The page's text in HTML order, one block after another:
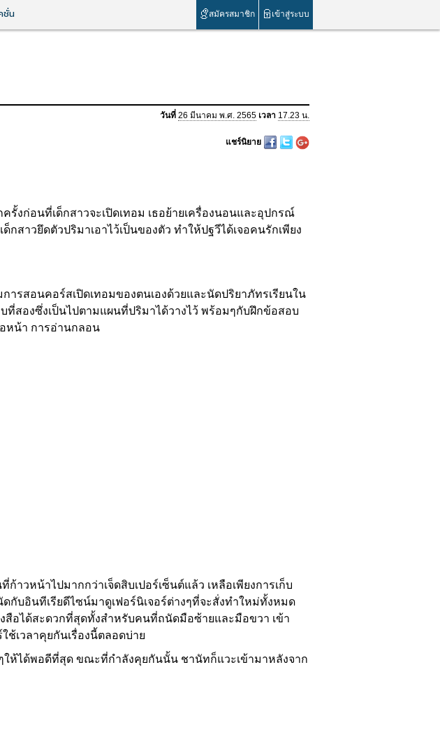
ชั่น สมัครสมาชิก เข้าสู่ระบบ
วันที่ 26 มีนาคม พ.ศ. 2565 เวลา 17.23 น.
แชร์นิยาย
อนที่เด็กสาวจะเปิดเทอม เธอย้ายเครื่องนอนและอุปกรณ์
สาวยึดตัวปริมาเอาไว้เป็นของตัว ทำให้ปฐวีได้เจอคนรักเพียง
สอนคอร์สเปิดเทอมของตนเองด้วยและนัดปริยาภัทรเรียนใน
ที่สองซึ่งเป็นไปตามแผนที่ปริมาได้วางไว้ พร้อมๆกับฝึกข้อสอบ
หน้า การอ่านกลอน
หน้าไปมากกว่าเจ็ดสิบเปอร์เซ็นต์แล้ว เหลือเพียงการเก็บ
กับอินทีเรียดีไซน์มาดูเฟอร์นิเจอร์ต่างๆที่จะสั่งทำใหม่ทั้งหมด
สือได้สะดวกที่สุดทั้งสำหรับคนที่ถนัดมือซ้ายและมือขวา เข้า
ช้เวลาคุยกันเรื่องนี้ตลอดบ่าย
ได้พอดีที่สุด ขณะที่กำลังคุยกันนั้น ชานัทก็แวะเข้ามาหลังจาก